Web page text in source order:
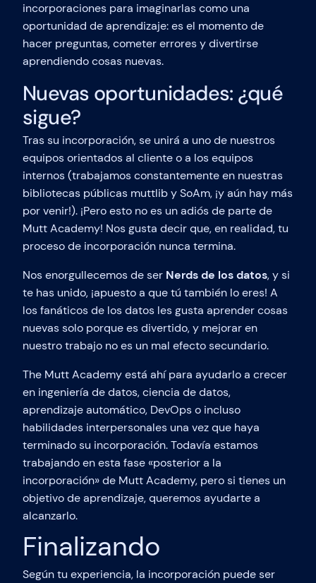
incorporaciones para imaginarlas como una
oportunidad de aprendizaje: es el momento de
hacer preguntas, cometer errores y divertirse
aprendiendo cosas nuevas.
Nuevas oportunidades: ¿qué
sigue?
Tras su incorporación, se unirá a uno de nuestros
equipos orientados al cliente o a los equipos
internos (trabajamos constantemente en nuestras
bibliotecas públicas muttlib y SoAm, ¡y aún hay más
por venir!). ¡Pero esto no es un adiós de parte de
Mutt Academy! Nos gusta decir que, en realidad, tu
proceso de incorporación nunca termina.
Nos enorgullecemos de ser Nerds de los datos, y si
te has unido, ¡apuesto a que tú también lo eres! A
los fanáticos de los datos les gusta aprender cosas
nuevas solo porque es divertido, y mejorar en
nuestro trabajo no es un mal efecto secundario.
The Mutt Academy está ahí para ayudarlo a crecer
en ingeniería de datos, ciencia de datos,
aprendizaje automático, DevOps o incluso
habilidades interpersonales una vez que haya
terminado su incorporación. Todavía estamos
trabajando en esta fase «posterior a la
incorporación» de Mutt Academy, pero si tienes un
objetivo de aprendizaje, queremos ayudarte a
alcanzarlo.
Finalizando
Según tu experiencia, la incorporación puede ser